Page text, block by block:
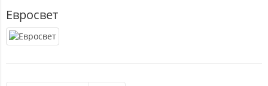
Евросвет